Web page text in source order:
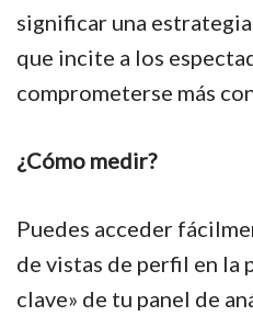
significar una
que incite a los
comprometerse más
¿Cómo medir?
Puedes acceder
de vistas de perfil en la
clave» de tu panel de